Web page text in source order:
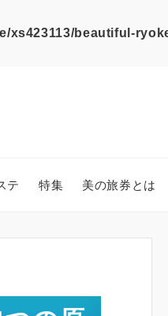
xs423113/beautiful-
テ 特集 美の旅券とは